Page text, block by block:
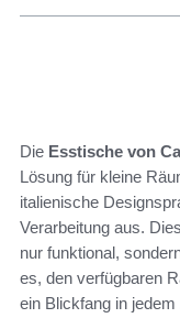
Die Esstische von
Lösung für kleine
italienische
Verarbeitung aus.
nur funktional,
es, den verfügbaren
ein Blickfang in jedem